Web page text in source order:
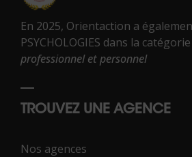
En 2025, Orientaction a
PSYCHOLOGIES dans la catégorie
professionnel et personnel
TROUVEZ UNE AGENCE
Nos agences